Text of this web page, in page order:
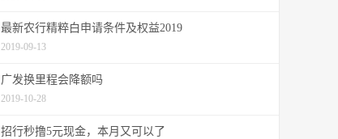
最新农行精粹白申请条件及权益2019
2019-09-13
广发换里程会降额吗
2019-10-28
招行秒撸5元现金，本月又可以了